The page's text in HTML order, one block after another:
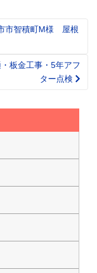
市智積町M様 屋根
板金工事・5年アフ
ター点検